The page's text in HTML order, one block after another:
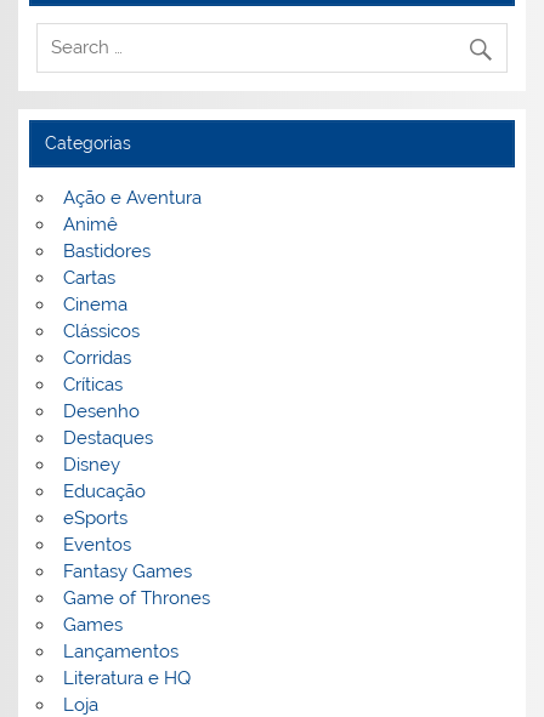
Categorias
Ação e Aventura
Animê
Bastidores
Cartas
Cinema
Clássicos
Corridas
Críticas
Desenho
Destaques
Disney
Educação
eSports
Eventos
Fantasy Games
Game of Thrones
Games
Lançamentos
Literatura e HQ
Loja